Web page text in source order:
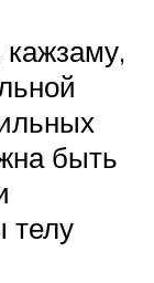
кажзаму,
быть
телу